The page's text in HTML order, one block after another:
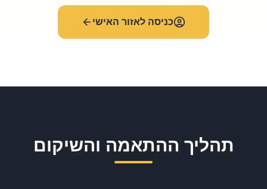
כניסה לאזור האישי
תהליך ההתאמה והשיקום